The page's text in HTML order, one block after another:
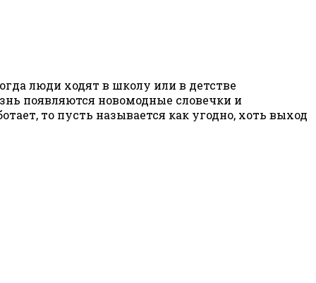
люди ходят в школу или в детстве
появляются новомодные словечки и
то пусть называется как угодно, хоть выход